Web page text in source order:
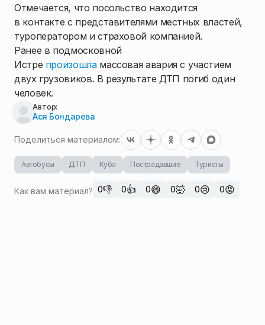
Отмечается, что посольство находится
в контакте с представителями местных властей,
туроператором и страховой компанией.
Ранее в подмосковной
Истре произошламассовая авария с участием
двух грузовиков. В результате ДТП погиб один
человек.
Автор:
Ася Бондарева
Поделиться материалом:
Автобусы ДТП Куба Пострадавшие Туристы
Как вам материал? 0👎 0👍 0😄 0🤯 0😢 0😡